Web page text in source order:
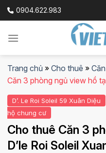
Skip
0904.622.983
Trang chủ » Cho thuê »
Căn 3 phòng ngủ view hồ
D’. Le Roi Soleil 59 Xuân Diệu
hộ chung cư
Cho thuê Căn 3
D’le Roi Soleil